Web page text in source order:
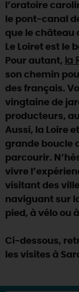
l’oratoire
le pont-canal
que le château
Le Loiret est le
Pour autant, la
son chemin
des français.
vingtaine de
producteurs,
Aussi, la Loire
grande boucle
parcourir.
vivre
visitant des
naviguant sur
pied, à vélo ou
Ci-dessous,
les visites à